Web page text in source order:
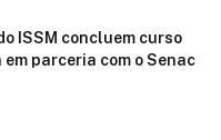
ISSM concluem curso
parceria com o Senac